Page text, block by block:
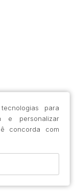
para
e personalizar
concorda com